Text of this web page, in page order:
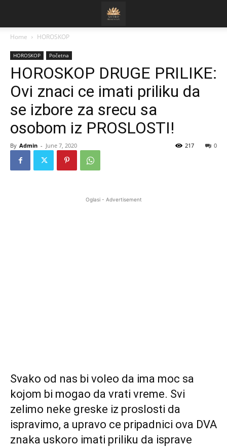
Home HOROSKOP
HOROSKOP Početna
HOROSKOP DRUGE PRILIKE:
Ovi znaci ce imati priliku da
se izbore za srecu sa
osobom iz PROSLOSTI!
By Admin - June 7, 2020 0
217
Oglasi - Advertisement
Svako od nas bi voleo da ima moc sa
kojom bi mogao da vrati vreme. Svi
zelimo neke greske iz proslosti da
ispravimo, a upravo ce pripadnici ova DVA
znaka uskoro imati priliku da isprave